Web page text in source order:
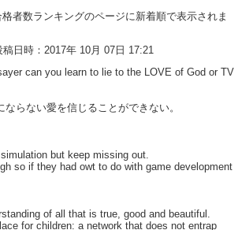
者数ランキングのページに新着順で表示されま
日時：2017年 10月 07日 17:21
can you learn to lie to the LOVE of God or TV
らない愛を信じることができない。
but keep missing out.
so if they had owt to do with game development
of all that is true, good and beautiful.
for children: a network that does not entrap